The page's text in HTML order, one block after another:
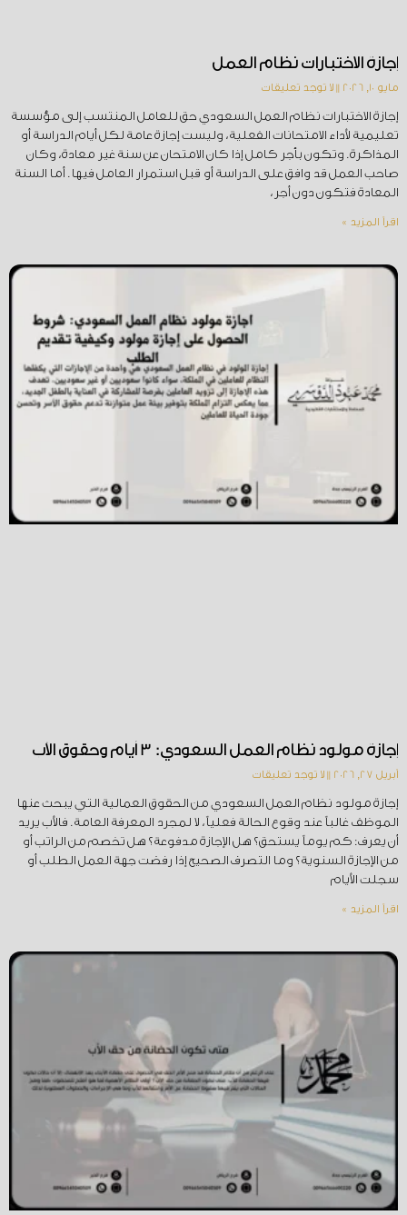
إجازة الاختبارات نظام العمل
مايو 10, 2026 لا توجد تعليقات
إجازة الاختبارات نظام العمل السعودي حق للعامل المنتسب إلى مؤسسة
تعليمية لأداء الامتحانات الفعلية، وليست إجازة عامة لكل أيام الدراسة أو
المذاكرة. وتكون بأجر كامل إذا كان الامتحان عن سنة غير معادة، وكان
صاحب العمل قد وافق على الدراسة أو قبل استمرار العامل فيها. أما السنة
المعادة فتكون دون أجر،
اقرأ المزيد »
إجازة مولود نظام العمل السعودي: 3 أيام وحقوق الأب
أبريل 27, 2026 لا توجد تعليقات
إجازة مولود نظام العمل السعودي من الحقوق العمالية التي يبحث عنها
الموظف غالباً عند وقوع الحالة فعلياً، لا لمجرد المعرفة العامة. فالأب يريد
أن يعرف: كم يوماً يستحق؟ هل الإجازة مدفوعة؟ هل تخصم من الراتب أو
من الإجازة السنوية؟ وما التصرف الصحيح إذا رفضت جهة العمل الطلب أو
سجلت الأيام
اقرأ المزيد »